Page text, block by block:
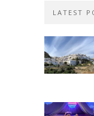
LATEST